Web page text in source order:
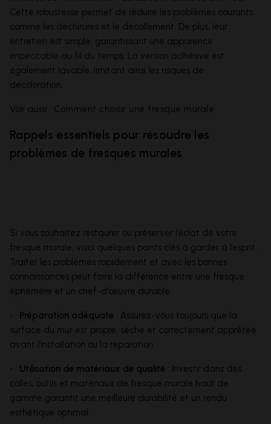
Cette robustesse permet de réduire les problèmes courants
comme les déchirures et le décollement. De plus, leur
entretien est simple, garantissant une apparence
impeccable au fil du temps. La version adhésive est
également lavable, limitant ainsi les risques de
décoloration.
Voir aussi : Comment choisir une fresque murale
Rappels essentiels pour résoudre les
problèmes de fresques murales
Si vous souhaitez restaurer ou préserver l’éclat de votre
fresque murale, voici quelques points clés à garder à l’esprit.
Traiter les problèmes rapidement et avec les bonnes
connaissances peut faire la différence entre une fresque
éphémère et un chef-d'œuvre durable.
• Préparation adéquate : Assurez-vous toujours que la
surface du mur est propre, sèche et correctement apprêtée
avant l’installation ou la réparation.
• Utilisation de matériaux de qualité : Investir dans des
colles, outils et matériaux de fresque murale haut de
gamme garantit une meilleure durabilité et un rendu
esthétique optimal.